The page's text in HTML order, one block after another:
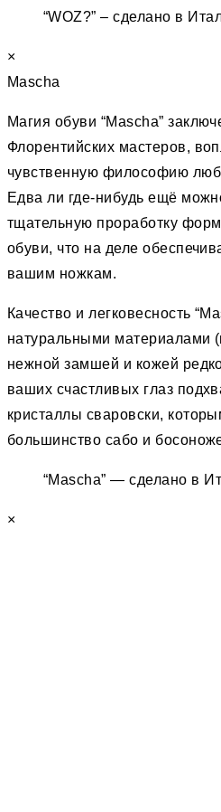
“WOZ?” – сделано в
×
Mascha
Магия обуви “Mascha”
Флорентийских мастеров,
чувственную философию
Едва ли где-нибудь ещё
тщательную проработку
обуви, что на деле
вашим ножкам.
Качество и легковесность
натуральными материалами
нежной замшей и кожей
ваших счастливых глаз
кристаллы сваровски,
большинство сабо и
“Mascha” — сделано в
×